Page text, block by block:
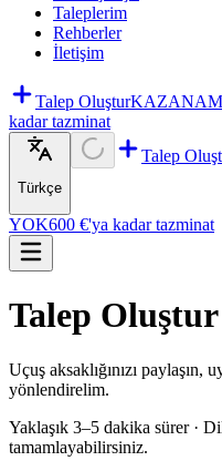
Taleplerim
Rehberler
İletişim
Talep Oluştur
kadar tazminat
Türkçe
Talep
YOK600 €'ya kadar tazminat
Talep Oluştur
Uçuş aksaklığınızı
yönlendirelim.
Yaklaşık 3–5 dakika sürer ·
tamamlayabilirsiniz.